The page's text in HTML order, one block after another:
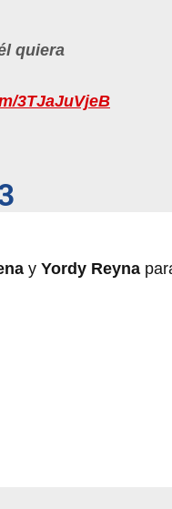
quiera
3TJaJuVjeB
y Yordy Reyna